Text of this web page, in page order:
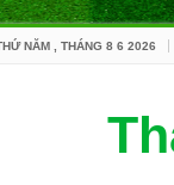
NĂM , THÁNG 8 6 2026